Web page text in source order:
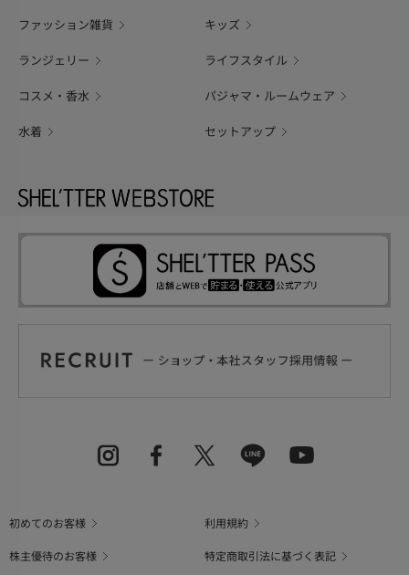
ファッション雑貨 キッズ
ランジェリー ライフスタイル
コスメ・香水 パジャマ・ルームウェア
水着 セットアップ
初めてのお客様
利用規約
株主優待のお客様
特定商取引法に基づく表記